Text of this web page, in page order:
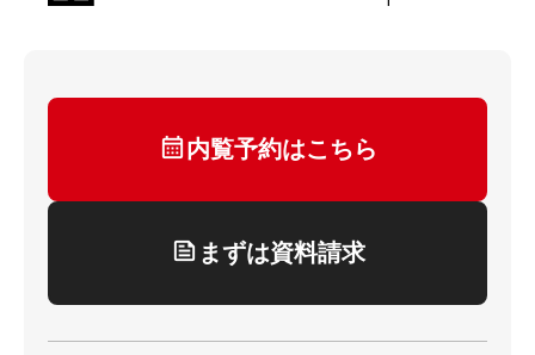
内覧予約はこちら
まずは資料請求